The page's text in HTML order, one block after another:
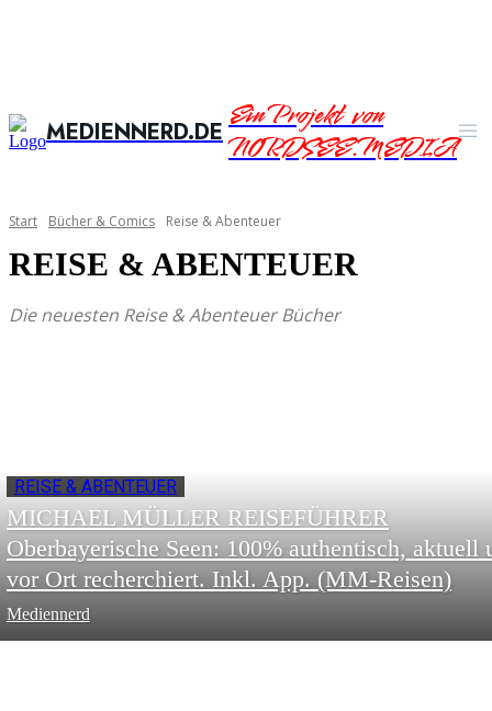
MEDIENNERD.DEEin Projekt von
NORDSEE.MEDIA
Start Bücher & Comics Reise & Abenteuer
REISE & ABENTEUER
Die neuesten Reise & Abenteuer Bücher
REISE & ABENTEUER
MICHAEL MÜLLER REISEFÜHRER
Oberbayerische Seen: 100% authentisch, aktuell
vor Ort recherchiert. Inkl. App. (MM-Reisen)
Mediennerd